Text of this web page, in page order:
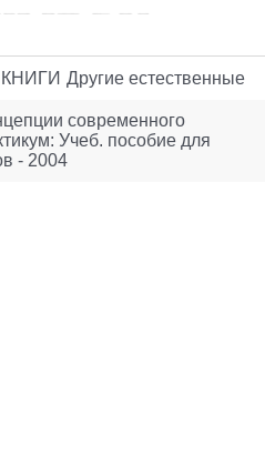
Другие естественные
современного
Учеб. пособие для
- 2004